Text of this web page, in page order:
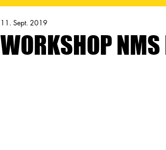
WORKSHOP
11. Sept. 2019